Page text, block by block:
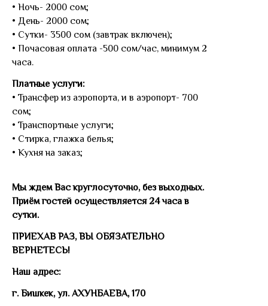
• Ночь- 2000 сом;
• День- 2000 сом;
• Сутки- 3500 сом (завтрак включен);
• Почасовая оплата -500 сом/час, минимум 2
часа.
Платные услуги:
• Трансфер из аэропорта, и в аэропорт- 700
сом;
• Транспортные услуги;
• Стирка, глажка белья;
• Кухня на заказ;
Мы ждем Вас круглосуточно, без выходных.
Приём гостей осуществляется 24 часа в
сутки.
ПРИЕХАВ РАЗ, ВЫ ОБЯЗАТЕЛЬНО
ВЕРНЕТЕСЬ!
Наш адрес:
г. Бишкек, ул. АХУНБАЕВА, 170